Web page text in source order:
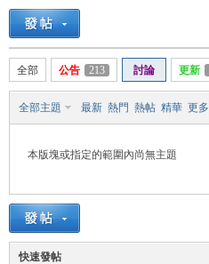
管
»
全部 公告 213 討論 更新
全部主題 最新 熱門 熱帖 精華 更多
本版塊或指定的範圍內尚無主題
快速發帖